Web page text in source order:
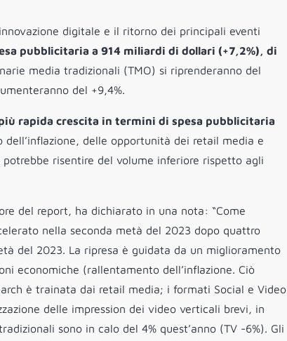
digitale e il ritorno dei principali eventi
pubblicitaria a 914 miliardi di dollari (+7,2%), di
media tradizionali (TMO) si riprenderanno del
del +9,4%.
rapida crescita in termini di spesa pubblicitaria
dell’inflazione, delle opportunità dei retail media e
risentire del volume inferiore rispetto agli
del report, ha dichiarato in una nota: “Come
nella seconda metà del 2023 dopo quattro
del 2023. La ripresa è guidata da un miglioramento
economiche (rallentamento dell’inflazione. Ciò
è trainata dai retail media; i formati Social e Video
delle impression dei video verticali brevi, in
sono in calo del 4% quest’anno (TV -6%). Gli